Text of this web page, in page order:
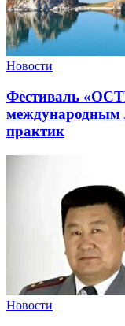
Новости
Фестиваль
международным
практик
Новости